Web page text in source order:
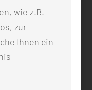
- Carl Thiem
wie z.B.
zur
Ihnen ein